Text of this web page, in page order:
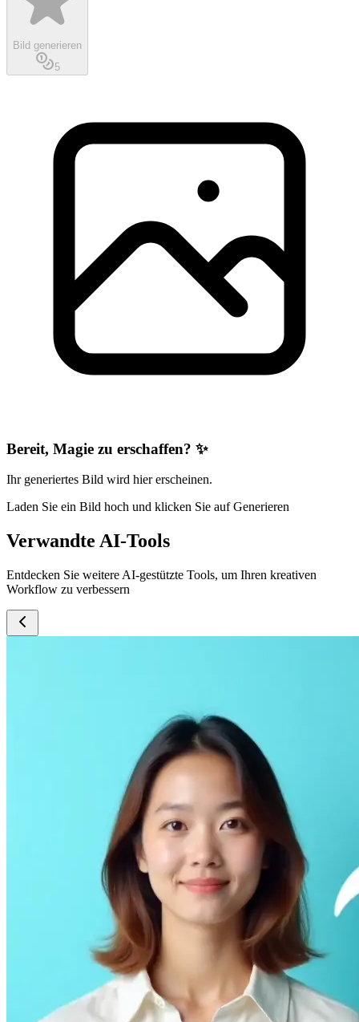
Bild generieren
5
Bereit, Magie zu erschaffen? ✨
Ihr generiertes Bild wird hier erscheinen.
Laden Sie ein Bild hoch und klicken Sie auf Generieren
Verwandte AI-Tools
Entdecken Sie weitere AI-gestützte Tools, um Ihren kreativen
Workflow zu verbessern